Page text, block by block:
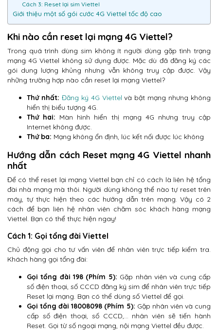
Cách 3: Reset lại sim Viettel
Giới thiệu một số gói cước 4G Viettel tốc độ cao
Khi nào cần reset lại mạng 4G Viettel?
Trong quá trình dùng sim không ít người dùng gặp tình trạng
mạng 4G Viettel không sử dụng được. Mặc dù đã đăng ký các
gói dung lượng khủng nhưng vẫn không truy cập được. Vậy
những trường hợp nào cần reset lại mạng Viettel?
Thứ nhất: Đăng ký 4G Viettel và bật mạng nhưng không
hiển thị biểu tượng 4G.
Thứ hai: Màn hình hiển thị mạng 4G nhưng truy cập
Internet không được.
Thứ ba: Mạng không ổn định, lúc kết nối được lúc không
Hướng dẫn cách Reset mạng 4G Viettel nhanh
nhất
Để có thể reset lại mạng Viettel bạn chỉ có cách là liên hệ tổng
đài nhà mạng mà thôi. Người dùng không thể nào tự reset trên
máy, tự thực hiện theo các hướng dẫn trên mạng. Vậy có 2
cách để bạn liên hệ nhân viên chăm sóc khách hàng mạng
Viettel. Bạn có thể thực hiện ngay!
Cách 1: Gọi tổng đài Viettel
Chủ động gọi cho tư vấn viên để nhân viên trực tiếp kiểm tra.
Khách hàng gọi tổng đài:
Gọi tổng đài 198 (Phím 5): Gặp nhân viên và cung cấp
số điện thoại, số CCCD đăng ký sim để nhân viên trực tiếp
Reset lại mạng. Bạn có thể dùng số Viettel để gọi.
Gọi tổng đài 18008098 (Phím 5): Gặp nhân viên và cung
cấp số điện thoại, số CCCD,… nhân viên sẽ tiến hành
Reset. Gọi từ số ngoại mạng, nội mạng Viettel đều được.